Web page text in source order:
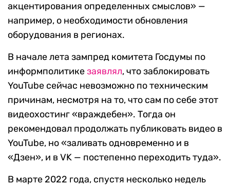
акцентирования определенных смыслов» —
например, о необходимости обновления
оборудования в регионах.
В начале лета зампред комитета Госдумы по
информполитикезаявлял, что заблокировать
YouTube сейчас невозможно по техническим
причинам, несмотря на то, что сам по себе этот
видеохостинг «враждебен». Тогда он
рекомендовал продолжать публиковать видео в
YouTube, но «заливать одновременно и в
«Дзен», и в VK — постепенно переходить туда».
В марте 2022 года, спустя несколько недель